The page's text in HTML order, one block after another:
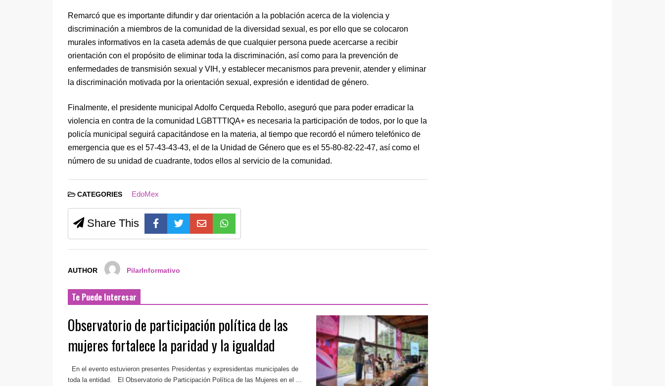
Remarcó que es importante difundir y dar orientación a la población acerca de la violencia y
discriminación a miembros de la comunidad de la diversidad sexual, es por ello que se colocaron
murales informativos en la caseta además de que cualquier persona puede acercarse a recibir
orientación con el propósito de eliminar toda la discriminación, así como para la prevención de
enfermedades de transmisión sexual y VIH, y establecer mecanismos para prevenir, atender y eliminar
la discriminación motivada por la orientación sexual, expresión e identidad de género.
Finalmente, el presidente municipal Adolfo Cerqueda Rebollo, aseguró que para poder erradicar la
violencia en contra de la comunidad LGBTTTIQA+ es necesaria la participación de todos, por lo que la
policía municipal seguirá capacitándose en la materia, al tiempo que recordó el número telefónico de
emergencia que es el 57-43-43-43, el de la Unidad de Género que es el 55-80-82-22-47, así como el
número de su unidad de cuadrante, todos ellos al servicio de la comunidad.
CATEGORIES EdoMex
Share This
AUTHOR PilarInformativo
Te Puede Interesar
Observatorio de participación política de las
mujeres fortalece la paridad y la igualdad
En el evento estuvieron presentes Presidentas y expresidentas municipales de
toda la entidad. El Observatorio de Participación Política de las Mujeres en el ...